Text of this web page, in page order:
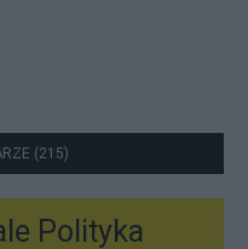
(215)
Polityka